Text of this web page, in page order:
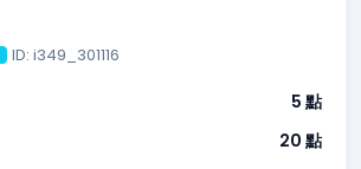
ID: i349_301116
5 點
20 點